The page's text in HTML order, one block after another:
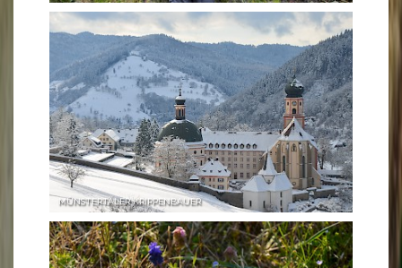
MÜNSTERTÄLER KRIPPENBAUER